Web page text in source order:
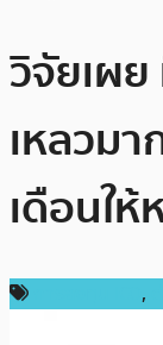
วิจัยเผย
เหลวมา
เดือนใ
,